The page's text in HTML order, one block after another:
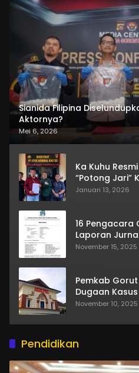
Sianida Filipina
Aktornya?
Mei 6, 2026
Ka Kuhu
“Potong Jari”
Januari 13, 2026
16 Pengacara
Laporan
November 15, 2025
Pemkab
Dugaan
November 10, 2025
Pendidikan